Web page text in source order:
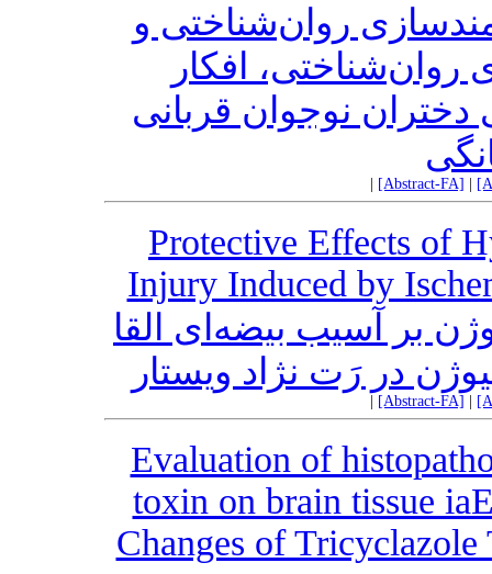
روان‌شناختی و
روان‌شناختی، افکار
نوجوان قربانی
[Abstract-FA]
Protective Effects of
Injury Induced by
بر آسیب بیضه‌ای القا
در رَت نژاد ویستار
[Abstract-FA]
Evaluation of
toxin on brain tissue
Changes of